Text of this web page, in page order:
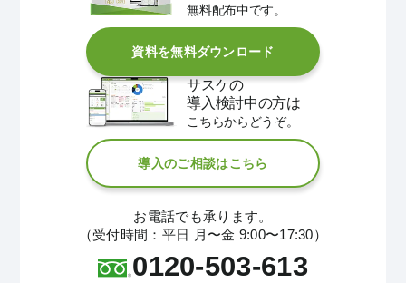
無料配布中です。
資料を無料ダウンロード
サスケの
導入検討中の方は
こちらからどうぞ。
導入のご相談はこちら
お電話でも承ります。
（受付時間：平日 月〜金 9:00〜17:30）
0120-503-613